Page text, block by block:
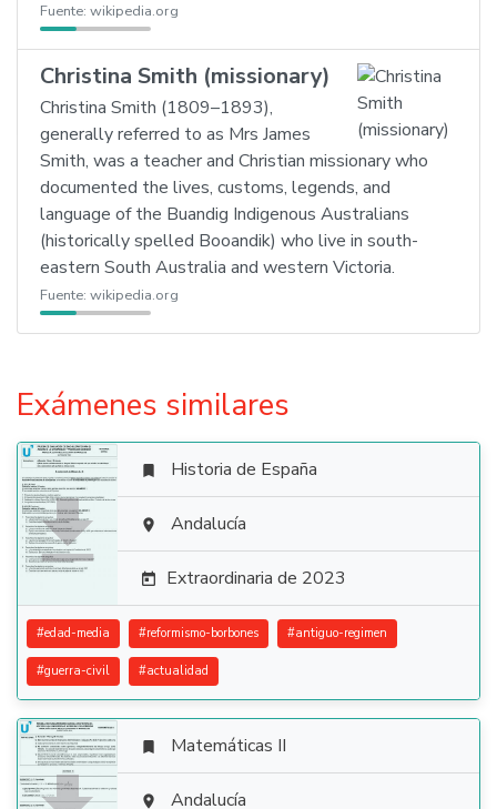
Fuente: wikipedia.org
Christina Smith (missionary)
Christina Smith (1809–1893),
generally referred to as Mrs James
Smith, was a teacher and Christian missionary who
documented the lives, customs, legends, and
language of the Buandig Indigenous Australians
(historically spelled Booandik) who live in south-
eastern South Australia and western Victoria.
Fuente: wikipedia.org
Exámenes similares

 Historia de España
 Andalucía
 Extraordinaria de 2023
#edad-media #reformismo-borbones #antiguo-regimen
#guerra-civil #actualidad
 Matemáticas II
 Andalucía